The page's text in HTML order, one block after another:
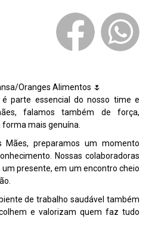
Oranges Alimentos 🌷
é parte essencial do nosso time e
falamos também de força,
mais genuína.
Mães, preparamos um momento
Nossas colaboradoras
presente, em um encontro cheio
de trabalho saudável também
e valorizam quem faz tudo